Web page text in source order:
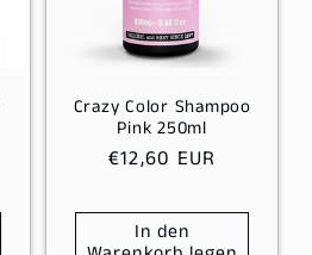
Crazy Color Shampoo
Pink 250ml
Normaler
€12,60 EUR
In den